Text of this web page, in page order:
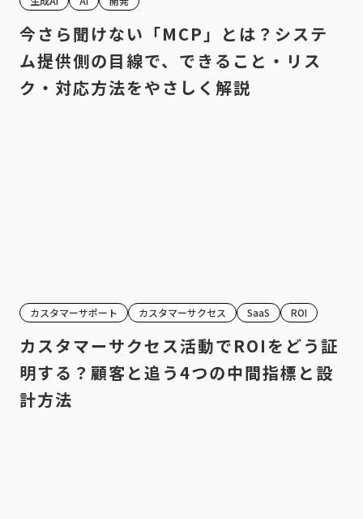
今さら聞けない「MCP」とは？システ
ム提供側の目線で、できること・リス
ク・対応方法をやさしく解説
カスタマーサポート カスタマーサクセス SaaS ROI
カスタマーサクセス活動でROIをどう証
明する？顧客と追う4つの中間指標と設
計方法